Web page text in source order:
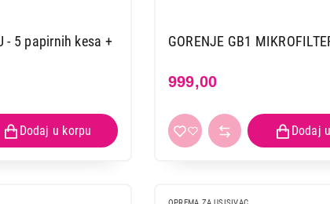
- 5 papirnih kesa +
GORENJE GB1
999,00